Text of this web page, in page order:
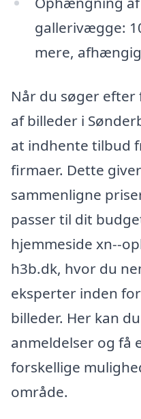
gallerivægge:
mere,
Når du søger
af billeder i
at indhente tilbud
firmaer. Dette
sammenligne
passer til dit
hjemmeside xn--
h3b.dk, hvor du
eksperter inden
billeder. Her kan
anmeldelser og få
forskellige
område.